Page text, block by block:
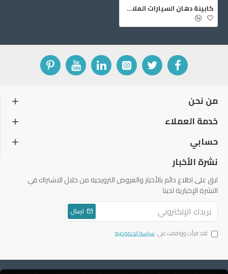
كابينة دهان السيارات الملاكي تركي بوني PONY ECO7000
من نحن
خدمة العملاء
حسابي
نشرة الأخبار
ابق على اطلاع دائم بالأخبار والعروض الترويجية من خلال الاشتراك في
النشرة الإخبارية لدينا
ارسال
لقد قرأت ووافقت على سياسة الخصوصية